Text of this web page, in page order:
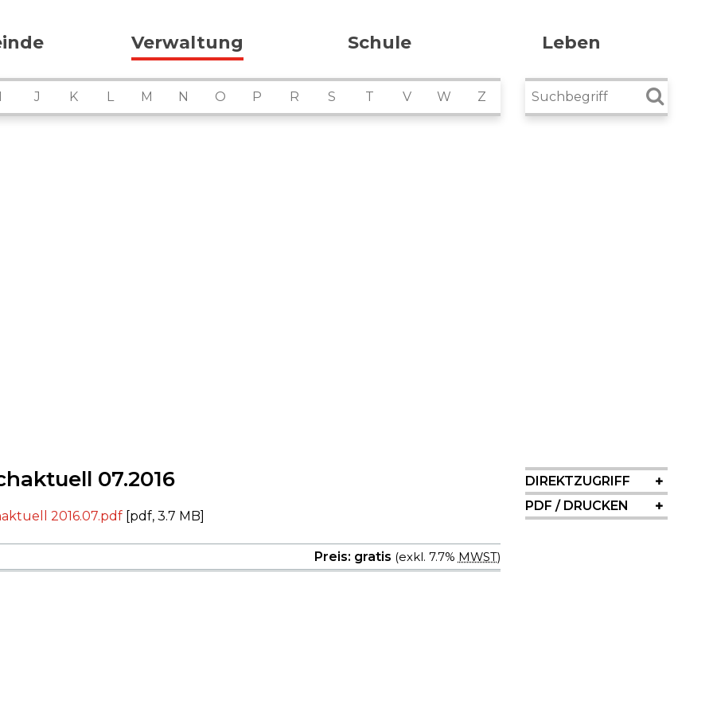
Verwaltung Schule Leben
I J K L M N O P R S T V W Z
Suchbegriff
07.2016
2016.07.pdf [pdf, 3.7 MB]
Preis: gratis (exkl. 7.7% MWST)
SIDEBAR
DIREKTZUGRIFF
PDF / DRUCKEN